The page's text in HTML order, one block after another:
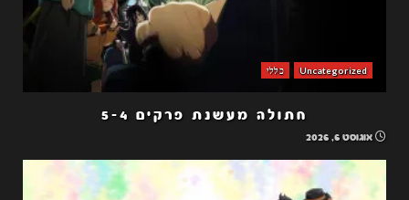
Uncategorized כללי
חתולה מעשנת פרקים 5-4
אוגוסט 6, 2026